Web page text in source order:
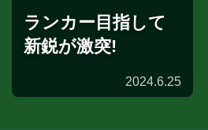
ランカー目指して
新鋭が激突!
2024.6.25